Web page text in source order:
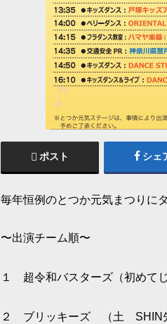
ポスト シェ
毎年恒例のとつか元気まつりに
〜出演チーム順〜
１ 超令和バスターズ（初めて
２ ブリッキーズ （土 SHIN